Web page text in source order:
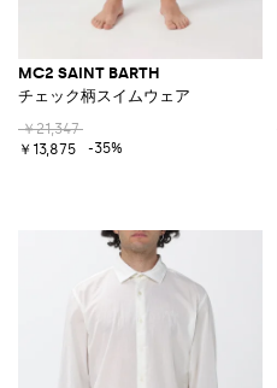
MC2 SAINT BARTH
チェック柄スイムウェア
￥21,347
￥13,875
-35%